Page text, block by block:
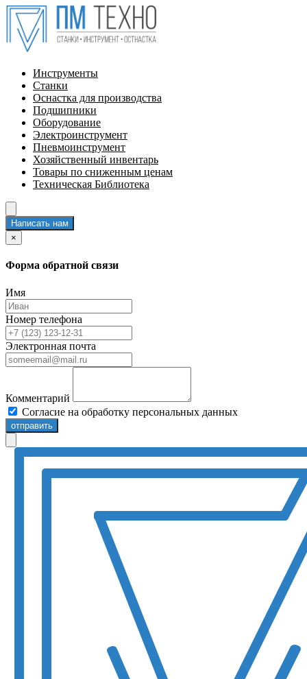
Инструменты
Станки
Оснастка для производства
Подшипники
Оборудование
Электроинструмент
Пневмоинструмент
Хозяйственный инвентарь
Товары по сниженным ценам
Техническая Библиотека
Написать нам
×
Форма обратной связи
Имя
Номер телефона
Электронная почта
Комментарий
Согласие на обработку персональных данных
отправить